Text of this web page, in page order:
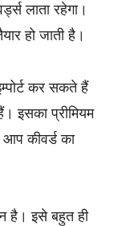
लाता रहेगा।
हो जाती है।
कर सकते हैं
इसका प्रीमियम
आप कीवर्ड का
है। इसे बहुत ही